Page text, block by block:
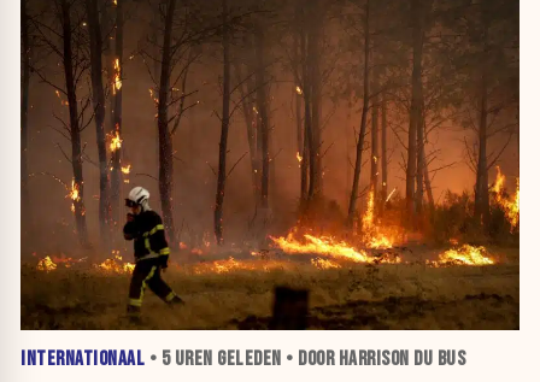
INTERNATIONAAL • 5 UREN GELEDEN • DOOR HARRISON DU BUS